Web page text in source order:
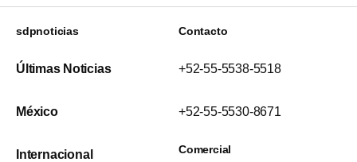
sdpnoticias
Últimas Noticias
México
Internacional
Contacto
+52-55-5538-5518
+52-55-5530-8671
Comercial